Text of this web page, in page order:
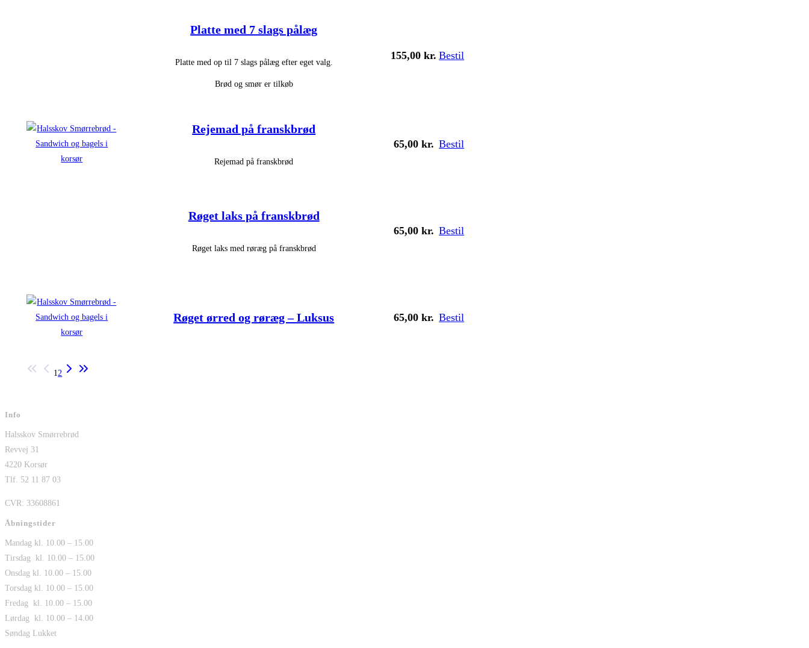
Platte med 7 slags pålæg
Platte med op til 7 slags pålæg efter eget valg.
Brød og smør er tilkøb
155,00 kr. Bestil
Rejemad på franskbrød
Rejemad på franskbrød
65,00 kr. Bestil
Røget laks på franskbrød
Røget laks med røræg på franskbrød
65,00 kr. Bestil
Røget ørred og røræg – Luksus 65,00 kr. Bestil
12
Info
Halsskov Smørrebrød
Revvej 31
4220 Korsør
Tlf. 52 11 87 03
CVR: 33608861
Åbningstider
Mandag kl. 10.00 – 15.00
Tirsdag kl. 10.00 – 15.00
Onsdag kl. 10.00 – 15.00
Torsdag kl. 10.00 – 15.00
Fredag kl. 10.00 – 15.00
Lørdag kl. 10.00 – 14.00
Søndag Lukket